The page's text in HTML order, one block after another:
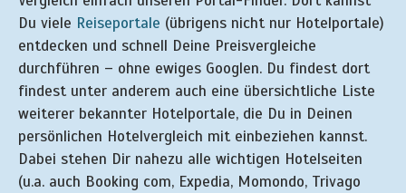
Du viele Reiseportale (übrigens nicht nur Hotelportale)
entdecken und schnell Deine Preisvergleiche
durchführen – ohne ewiges Googlen. Du findest dort
findest unter anderem auch eine übersichtliche Liste
weiterer bekannter Hotelportale, die Du in Deinen
persönlichen Hotelvergleich mit einbeziehen kannst.
Dabei stehen Dir nahezu alle wichtigen Hotelseiten
(u.a. auch Booking com, Expedia, Momondo, Trivago